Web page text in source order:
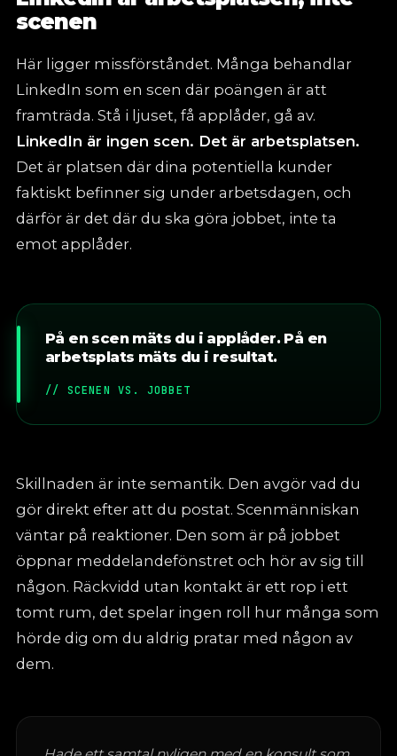
scenen
Här ligger missförståndet. Många behandlar
LinkedIn som en scen där poängen är att
framträda. Stå i ljuset, få applåder, gå av.
LinkedIn är ingen scen. Det är arbetsplatsen.
Det är platsen där dina potentiella kunder
faktiskt befinner sig under arbetsdagen, och
därför är det där du ska göra jobbet, inte ta
emot applåder.
På en scen mäts du i applåder. På en
arbetsplats mäts du i resultat.
// SCENEN VS. JOBBET
Skillnaden är inte semantik. Den avgör vad du
gör direkt efter att du postat. Scenmänniskan
väntar på reaktioner. Den som är på jobbet
öppnar meddelandefönstret och hör av sig till
någon. Räckvidd utan kontakt är ett rop i ett
tomt rum, det spelar ingen roll hur många som
hörde dig om du aldrig pratar med någon av
dem.